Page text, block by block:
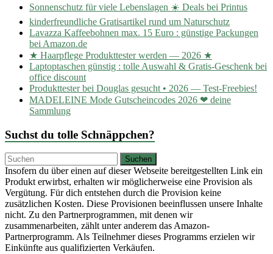
Sonnenschutz für viele Lebenslagen ☀️ Deals bei Printus
kinderfreundliche Gratisartikel rund um Naturschutz
Lavazza Kaffeebohnen max. 15 Euro : günstige Packungen
bei Amazon.de
★ Haarpflege Produkttester werden — 2026 ★
Laptoptaschen günstig : tolle Auswahl & Gratis-Geschenk bei
office discount
Produkttester bei Douglas gesucht • 2026 — Test-Freebies!
MADELEINE Mode Gutscheincodes 2026 ❤ deine
Sammlung
Suchst du tolle Schnäppchen?
Insofern du über einen auf dieser Webseite bereitgestellten Link ein
Produkt erwirbst, erhalten wir möglicherweise eine Provision als
Vergütung. Für dich entstehen durch die Provision keine
zusätzlichen Kosten. Diese Provisionen beeinflussen unsere Inhalte
nicht. Zu den Partnerprogrammen, mit denen wir
zusammenarbeiten, zählt unter anderem das Amazon-
Partnerprogramm. Als Teilnehmer dieses Programms erzielen wir
Einkünfte aus qualifizierten Verkäufen.